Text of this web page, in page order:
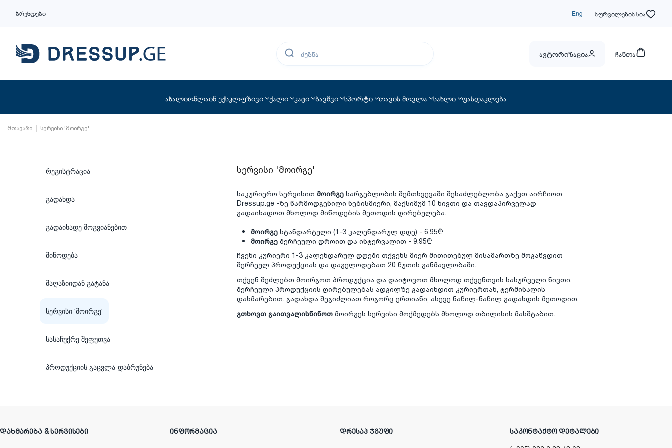
ბრენდები Eng სურვილების სია
ავტორიზაცია ჩანთა
ახალიონლაინ ექსკლუზივი ქალი კაცი ბავშვი სპორტი თავის მოვლა სახლი ფასდაკლება
მთავარი სერვისი 'მოირგე'
რეგისტრაცია
გადახდა
გადაიხადე მოგვიანებით
მიწოდება
მაღაზიიდან გატანა
სერვისი 'მოირგე'
სასაჩუქრე შეფუთვა
პროდუქციის გაცვლა-დაბრუნება
სერვისი 'მოირგე'
საკურიერო სერვისითმოირგესარგებლობის შემთხვევაში შესაძლებლობა გაქვთ აირჩიოთ
Dressup.ge -ზე წარმოდგენილი ნებისმიერი, მაქსიმუმ 10 ნივთი და თავდაპირველად
გადაიხადოთ მხოლოდ მიწოდების მეთოდის ღირებულება.
მოირგესტანდარტული (1-3 კალენდარულ დღე) - 6.95₾
მოირგეშერჩეული დროით და ინტერვალით - 9.95₾
ჩვენი კურიერი 1-3 კალენდარულ დღეში თქვენს მიერ მითითებულ მისამართზე მოგაწვდით
შერჩეულ პროდუქციას და დაგელოდებათ 20 წუთის განმავლობაში.
თქვენ შეძლებთ მოირგოთ პროდუქცია და დაიტოვოთ მხოლოდ თქვენთვის სასურველი ნივთი.
შერჩეული პროდუქციის ღირებულებას ადგილზე გადაიხდით კურიერთან, ტერმინალის
დახმარებით. გადახდა შეგიძლიათ როგორც ერთიანი, ასევე ნაწილ-ნაწილ გადახდის მეთოდით.
გთხოვთ გაითვალისწინოთმოირგეს სერვისი მოქმედებს მხოლოდ თბილისის მასშტაბით.
ᲓᲐᲮᲛᲐᲠᲔᲑᲐ & ᲡᲔᲠᲕᲘᲡᲔᲑᲘ
ᲘᲜᲤᲝᲠᲛᲐᲪᲘᲐ
ᲓᲠᲔᲡᲐᲞ ᲯᲒᲣᲤᲘ
ᲡᲐᲙᲝᲜᲢᲐᲥᲢᲝ ᲓᲔᲢᲐᲚᲔᲑᲘ